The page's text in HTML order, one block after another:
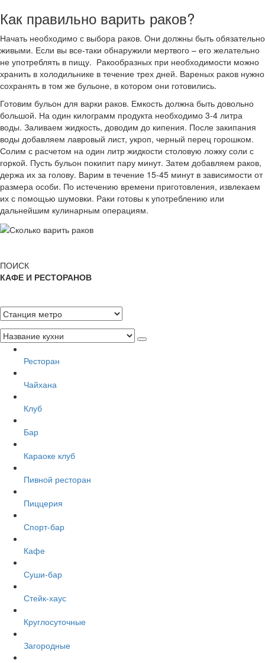
Как правильно варить раков?
Начать необходимо с выбора раков. Они должны быть обязательно
живыми. Если вы все-таки обнаружили мертвого – его желательно
не употреблять в пищу. Ракообразных при необходимости можно
хранить в холодильнике в течение трех дней. Вареных раков нужно
сохранять в том же бульоне, в котором они готовились.
Готовим бульон для варки раков. Емкость должна быть довольно
большой. На один килограмм продукта необходимо 3-4 литра
воды. Заливаем жидкость, доводим до кипения. После закипания
воды добавляем лавровый лист, укроп, черный перец горошком.
Солим с расчетом на один литр жидкости столовую ложку соли с
горкой. Пусть бульон покипит пару минут. Затем добавляем раков,
держа их за голову. Варим в течение 15-45 минут в зависимости от
размера особи. По истечению времени приготовления, извлекаем
их с помощью шумовки. Раки готовы к употреблению или
дальнейшим кулинарным операциям.
ПОИСК
КАФЕ И РЕСТОРАНОВ
Ресторан
Чайхана
Клуб
Бар
Караоке клуб
Пивной ресторан
Пиццерия
Спорт-бар
Кафе
Суши-бар
Стейк-хаус
Круглосуточные
Загородные